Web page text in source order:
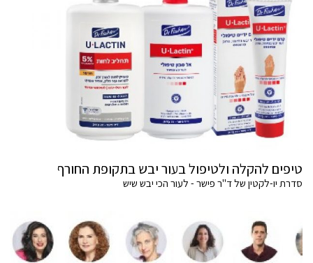
טיפים להקלה ולטיפול בעור יבש בתקופת החורף
סדרת יו-לקטין של ד"ר פישר - לעור הכי יבש שיש